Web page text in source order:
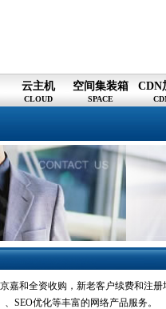
云主机
CLOUD
空间集装箱
SPACE
CDN
嘉和全资收购，新老客户续费和注册
SEO优化等丰富的网络产品服务。